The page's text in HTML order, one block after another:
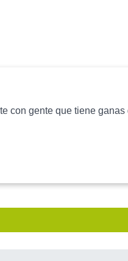
con gente que tiene ganas